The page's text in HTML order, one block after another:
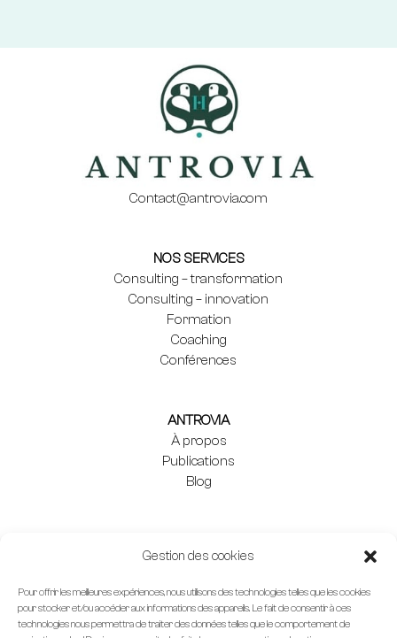
Gestion des cookies
Pour offrir les meilleures expériences, nous utilisons des technologies telles que les cookies
pour stocker et/ou accéder aux informations des appareils. Le fait de consentir à ces
technologies nous permettra de traiter des données telles que le comportement de
Contact@antrovia.com
NOS SERVICES
Consulting – transformation
Consulting – innovation
Formation
Coaching
Conférences
ANTROVIA
À propos
Publications
Blog
Mentions légales
Agence web : 33 francs